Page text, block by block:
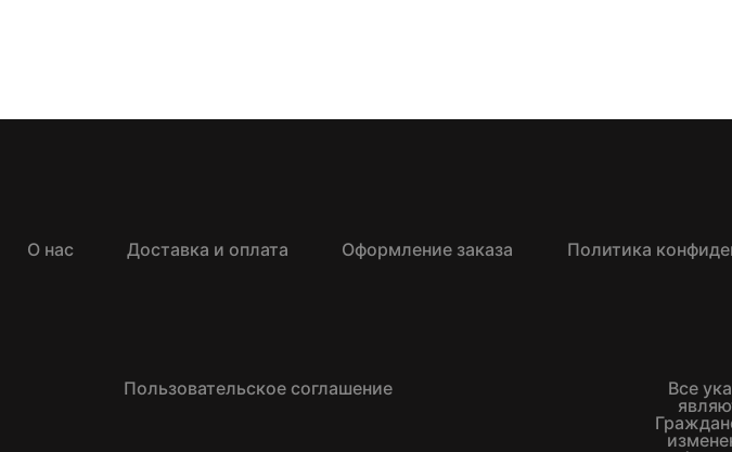
О нас Доставка и оплата Оформление заказа Политика
Пользовательское соглашение
Все